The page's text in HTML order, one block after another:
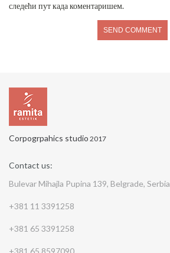
следећи пут када коментаришем.
Corpogrpahics studio 2017
Contact us:
Bulevar Mihajla Pupina 139, Belgrade, Serbia
+381 11 3391258
+381 65 3391258
+381 65 8597090